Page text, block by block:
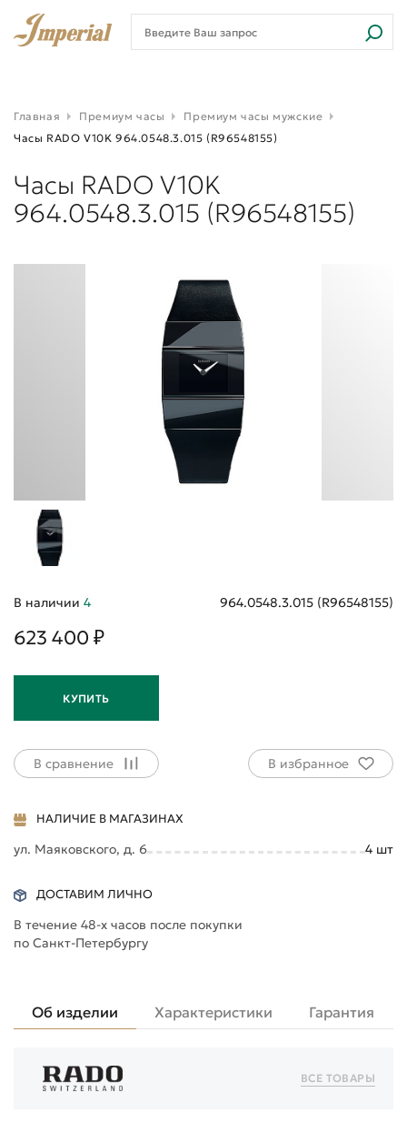
Главная Премиум часы
Премиум часы мужские
Часы RADO V10K 964.0548.3.015 (R96548155)
Часы RADO V10K
964.0548.3.015 (R96548155)
В наличии 4 964.0548.3.015 (R96548155)
623 400 ₽
КУПИТЬ
В сравнение В избранное
НАЛИЧИЕ В МАГАЗИНАХ
ул. Маяковского, д. 6 4 шт
ДОСТАВИМ ЛИЧНО
В течение 48-х часов после покупки
по Санкт-Петербургу
Об изделии Характеристики Гарантия
ВСЕ ТОВАРЫ